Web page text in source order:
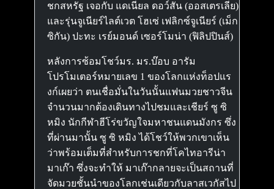
ชกสหรัฐ เจอกับ แดเนียล ดอว์สัน (ออสเตรเลีย)
และรุ่นจูเนียร์ไลต์เวต โฮเซ่ เฟลิกซ์จูเนียร์ (เม็ก
ซิกัน) ปะทะ เรย์มอนด์ เซอร์โมน่า (ฟิลิปปินส์)
หลังการซ้อมโชว์มร. มร.บ๊อบ อารัม
โปรโมเตอร์หมายเลข 1 ของโลกแห่งท็อปแร
งก์เผยว่า ตนเชื่อมั่นในวันนั้นแฟนมวยชาวจีน
จำนวนมากต้องเดินทางไปชมและเชียร์ ซู ซิ
หมิง นักกีฬาฮีโร่ขวัญใจมหาชนแดนมังกร ซึ่ง
ที่ผ่านมานั้น ซู ซิ หมิง ได้โชว์ให้พวกเขาเห็น
ว่าพร้อมเต็มที่สำหรับการชกที่โคไทอารีน่า
มาเก๊า ซึ่งจะทำให้ มาเก๊ากลายจะเป็นสถานที่
จัดมวยชั้นนำของโลกเช่นเดียวกับลาสเวกัสไป